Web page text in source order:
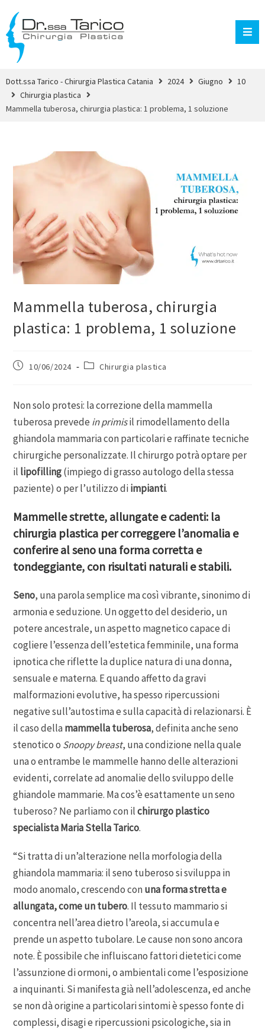
Dott.ssa Tarico - Chirurgia Plastica Catania 2024 Giugno
10
Chirurgia plastica
Mammella tuberosa, chirurgia plastica: 1 problema, 1 soluzione
Mammella tuberosa, chirurgia
plastica: 1 problema, 1 soluzione
10/06/2024 Chirurgia plastica
Non solo protesi: la correzione della mammella
tuberosa prevede in primisil rimodellamento della
ghiandola mammaria con particolari e raffinate tecniche
chirurgiche personalizzate. Il chirurgo potrà optare per
il lipofilling(impiego di grasso autologo della stessa
paziente) o per l’utilizzo diimpianti.
Mammelle strette, allungate e cadenti: la
chirurgia plastica per correggere l’anomalia e
conferire al seno una forma corretta e
tondeggiante, con risultati naturali e stabili.
Seno, una parola semplice ma così vibrante, sinonimo di
armonia e seduzione. Un oggetto del desiderio, un
potere ancestrale, un aspetto magnetico capace di
cogliere l’essenza dell’estetica femminile, una forma
ipnotica che riflette la duplice natura di una donna,
sensuale e materna. E quando affetto da gravi
malformazioni evolutive, ha spesso ripercussioni
negative sull’autostima e sulla capacità di relazionarsi. È
il caso dellamammella tuberosa, definita anche seno
stenotico o Snoopy breast, una condizione nella quale
una o entrambe le mammelle hanno delle alterazioni
evidenti, correlate ad anomalie dello sviluppo delle
ghiandole mammarie. Ma cos’è esattamente un seno
tuberoso? Ne parliamo con ilchirurgo plastico
specialista Maria Stella Tarico.
“Si tratta di un’alterazione nella morfologia della
ghiandola mammaria: il seno tuberoso si sviluppa in
modo anomalo, crescendo conuna forma stretta e
allungata, come un tubero. Il tessuto mammario si
concentra nell’area dietro l’areola, si accumula e
prende un aspetto tubolare. Le cause non sono ancora
note. È possibile che influiscano fattori dietetici come
l’assunzione di ormoni, o ambientali come l’esposizione
a inquinanti. Si manifesta già nell’adolescenza, ed anche
se non dà origine a particolari sintomi è spesso fonte di
complessi, disagi e ripercussioni psicologiche, sia in